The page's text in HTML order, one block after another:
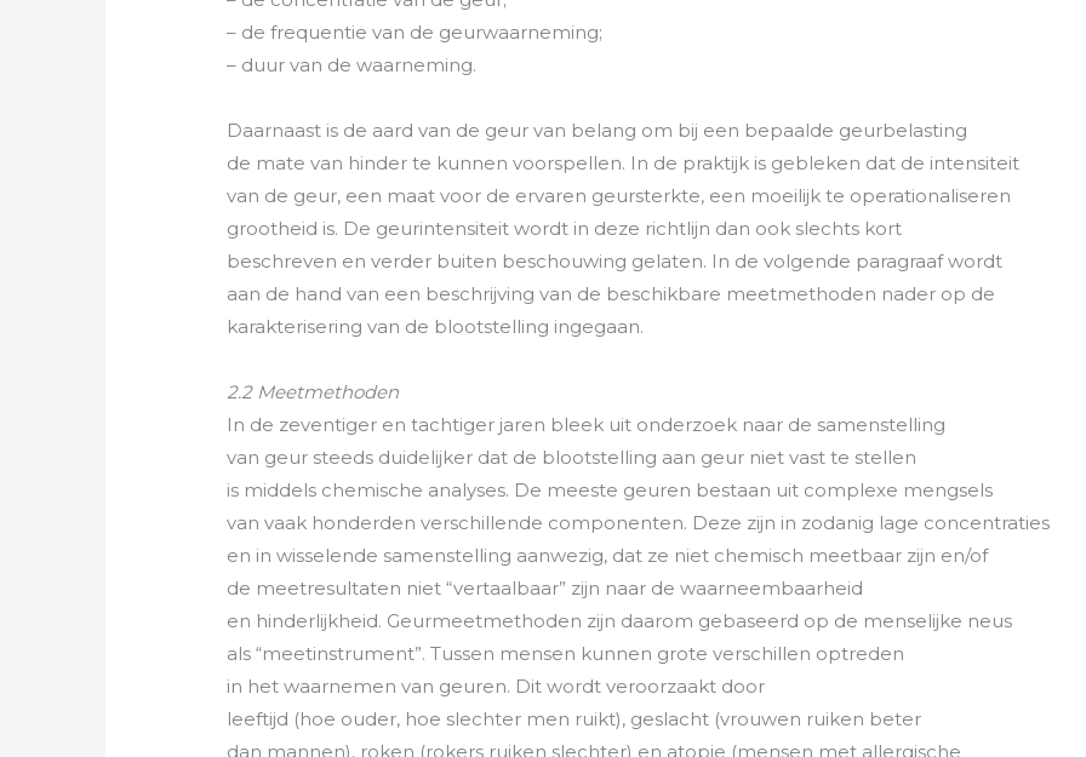
– de frequentie van de geurwaarneming;
– duur van de waarneming.
Daarnaast is de aard van de geur van belang om bij een bepaalde geurbelasting
de mate van hinder te kunnen voorspellen. In de praktijk is gebleken dat de intensiteit
van de geur, een maat voor de ervaren geursterkte, een moeilijk te operationaliseren
grootheid is. De geurintensiteit wordt in deze richtlijn dan ook slechts kort
beschreven en verder buiten beschouwing gelaten. In de volgende paragraaf wordt
aan de hand van een beschrijving van de beschikbare meetmethoden nader op de
karakterisering van de blootstelling ingegaan.
2.2 Meetmethoden
In de zeventiger en tachtiger jaren bleek uit onderzoek naar de samenstelling
van geur steeds duidelijker dat de blootstelling aan geur niet vast te stellen
is middels chemische analyses. De meeste geuren bestaan uit complexe mengsels
van vaak honderden verschillende componenten. Deze zijn in zodanig lage concentraties
en in wisselende samenstelling aanwezig, dat ze niet chemisch meetbaar zijn en/of
de meetresultaten niet “vertaalbaar” zijn naar de waarneembaarheid
en hinderlijkheid. Geurmeetmethoden zijn daarom gebaseerd op de menselijke neus
als “meetinstrument”. Tussen mensen kunnen grote verschillen optreden
in het waarnemen van geuren. Dit wordt veroorzaakt door
leeftijd (hoe ouder, hoe slechter men ruikt), geslacht (vrouwen ruiken beter
dan mannen), roken (rokers ruiken slechter) en atopie (mensen met allergische